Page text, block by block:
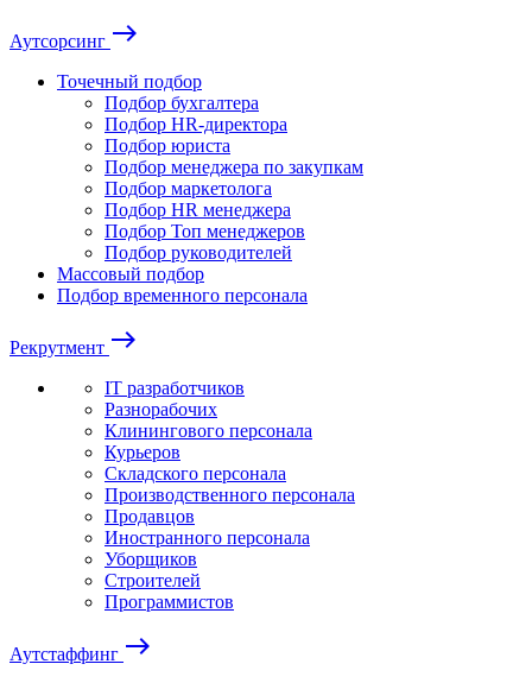
Аутсорсинг east
Точечный подбор
Подбор бухгалтера
Подбор HR-директора
Подбор юриста
Подбор менеджера по закупкам
Подбор маркетолога
Подбор HR менеджера
Подбор Топ менеджеров
Подбор руководителей
Массовый подбор
Подбор временного персонала
Рекрутмент east
IT разработчиков
Разнорабочих
Клинингового персонала
Курьеров
Складского персонала
Производственного персонала
Продавцов
Иностранного персонала
Уборщиков
Строителей
Программистов
Аутстаффинг east